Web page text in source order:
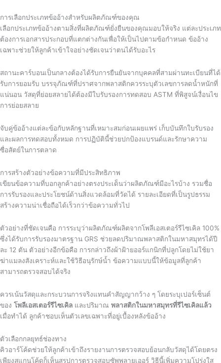
การเลือกประเภทข้ออ้างสำหรับผลิตภัณฑ์ของคุณ
เลือกประเภทข้ออ้างตามสิ่งที่ผลิตภัณฑ์ยั่งยืนของคุณมอบให้จริง แต่ละประเภท
ต้องการเอกสารประกอบที่แตกต่างกันเพื่อให้เป็นไปตามข้อกำหนด ข้ออ้าง
เฉพาะช่วยให้ลูกค้าเข้าใจอย่างชัดเจนว่าตนได้รับอะไร
สถานะคาร์บอนเป็นกลางต้องได้รับการยืนยันจากบุคคลที่สามผ่านทะเบียนที่ได้
รับการยอมรับ บรรจุภัณฑ์ที่ปราศจากพลาสติกควรระบุตัวเลขการลดน้ำหนักที่
แน่นอน วัสดุที่ย่อยสลายได้ต้องมีใบรับรองการทดสอบ ASTM ที่พิสูจน์เงื่อนไข
การย่อยสลาย
จับคู่ข้ออ้างแต่ละข้อกับหลักฐานที่เหมาะสมก่อนเผยแพร่ เก็บบันทึกใบรับรอง
และผลการทดสอบทั้งหมด การปฏิบัตินี้ช่วยปกป้องแบรนด์และรักษาความ
ซื่อสัตย์ในการตลาด
การสร้างตัวอย่างข้อความที่มีประสิทธิภาพ
เขียนข้อความที่บอกลูกค้าอย่างตรงประเด็นว่าผลิตภัณฑ์มีอะไรบ้าง รวมชื่อ
การรับรองและประโยชน์ด้านสิ่งแวดล้อมที่วัดได้ รายละเอียดที่เป็นรูปธรรม
สร้างความน่าเชื่อถือได้เร็วกว่าข้อความทั่วไป
ตัวอย่างที่ชัดเจนคือ การระบุว่าผลิตภัณฑ์ผลิตจากโพลีเอสเตอร์รีไซเคิล 100%
ซึ่งได้รับการรับรองมาตรฐาน GRS ช่วยลดปริมาณพลาสติกในมหาสมุทรได้ปี
ละ 12 ตัน ตัวอย่างอีกข้อคือ การกล่าวถึงผ้าฝ้ายออร์แกนิกที่ปลูกโดยไม่ใช้ยา
ฆ่าแมลงสังเคราะห์และใช้วิธีอนุรักษ์น้ำ ข้อความแบบนี้ให้ข้อมูลที่ลูกค้า
สามารถตรวจสอบได้จริง
ควรเน้นวัสดุและกระบวนการจริงแทนคำสัญญากว้าง ๆ โดยระบุเปอร์เซ็นต์
ของ โพลีเอสเตอร์รีไซเคิล และปริมาณ พลาสติกในมหาสมุทรที่รีไซเคิลแล้ว
เมื่อทำได้ ลูกค้าชอบเห็นตัวเลขเฉพาะที่อยู่เบื้องหลังข้ออ้าง
ตัวเลือกกลยุทธ์ช่องทาง
คิวอาร์โค้ดช่วยให้ลูกค้าเข้าถึงรายงานการตรวจสอบย้อนกลับวัสดุได้โดยตรง
เพียงสแกนโค้ดก็เห็นสรุปการตรวจสอบซัพพลายเออร์ วิธีนี้เพิ่มความโปร่งใส